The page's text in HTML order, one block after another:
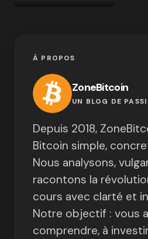
À PROPOS
ZoneBitcoin
UN BLOG DE
Depuis 2018,
Bitcoin simple,
Nous analysons,
racontons la
cours avec clarté et
Notre objectif : vous
comprendre, à